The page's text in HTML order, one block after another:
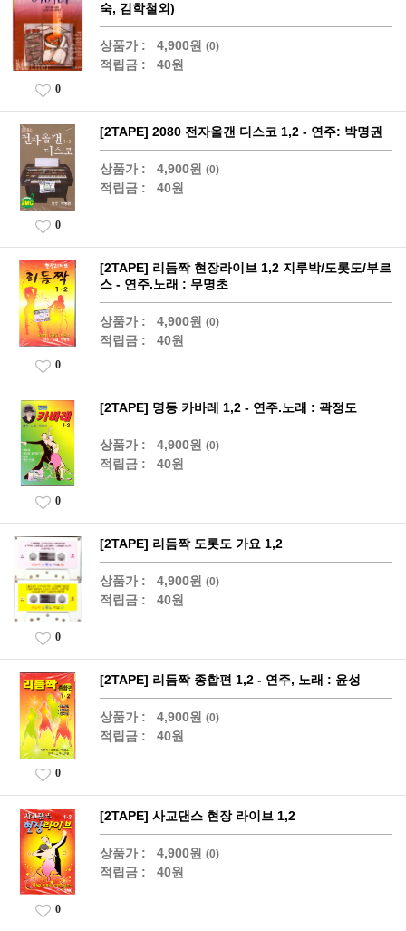
숙, 김학철외)
상품가 : 4,900원 (0)
적립금 : 40원
0
[2TAPE] 2080 전자올갠 디스코 1,2 - 연주: 박명권
상품가 : 4,900원 (0)
적립금 : 40원
0
[2TAPE] 리듬짝 현장라이브 1,2 지루박/도롯도/부르
스 - 연주.노래 : 무명초
상품가 : 4,900원 (0)
적립금 : 40원
0
[2TAPE] 명동 카바레 1,2 - 연주.노래 : 곽정도
상품가 : 4,900원 (0)
적립금 : 40원
0
[2TAPE] 리듬짝 도롯도 가요 1,2
상품가 : 4,900원 (0)
적립금 : 40원
0
[2TAPE] 리듬짝 종합편 1,2 - 연주, 노래 : 윤성
상품가 : 4,900원 (0)
적립금 : 40원
0
[2TAPE] 사교댄스 현장 라이브 1,2
상품가 : 4,900원 (0)
적립금 : 40원
0